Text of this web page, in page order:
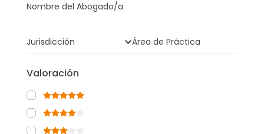
Nombre del Abogado/a
Jurisdicción Área de Práctica
Valoración